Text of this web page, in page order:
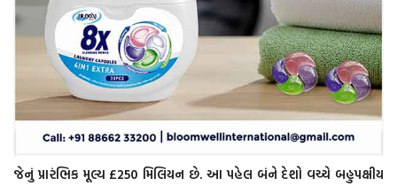
જેનું પ્રારંભિક મૂલ્ય £250 મિલિયન છે. આ પહેલ બંને દેશો વચ્ચે બહુપક્ષીય